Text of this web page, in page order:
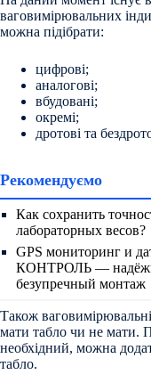
ваговимірювальних
можна підібрати:
цифрові;
аналогові;
вбудовані;
окремі;
дротові та
Рекомендуємо
Как сохранить
лабораторных весов?
GPS мониторинг и
КОНТРОЛЬ —
безупречный монтаж
Також
мати табло чи не мати.
необхідний, можна
табло.